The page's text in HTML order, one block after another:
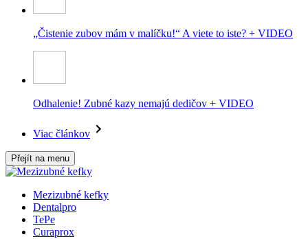
„Čistenie zubov mám v malíčku!“ A viete to iste? + VIDEO
Odhalenie! Zubné kazy nemajú dedičov + VIDEO
Viac článkov
Přejít na menu
Mezizubné kefky
Dentalpro
TePe
Curaprox